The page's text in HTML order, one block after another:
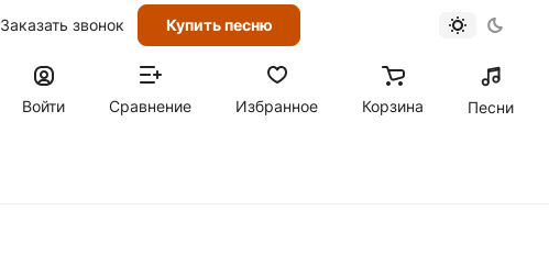
Заказать звонок Купить песню
Войти Сравнение Избранное Корзина Песни